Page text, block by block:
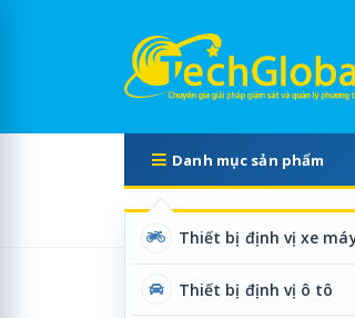
Danh mục sản phẩm
Thiết bị định vị xe
Thiết bị định vị ô tô
Trang chủ Về chúng tôi
Camera nghị